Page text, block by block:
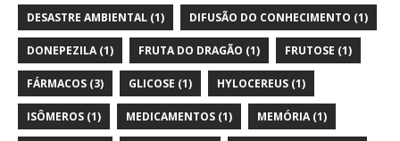
DESASTRE AMBIENTAL (1) DIFUSÃO DO CONHECIMENTO (1)
DONEPEZILA(1) FRUTA DO DRAGÃO (1) FRUTOSE (1)
FÁRMACOS (3) GLICOSE (1) HYLOCEREUS (1)
ISÔMEROS (1) MEDICAMENTOS (1) MEMÓRIA(1)